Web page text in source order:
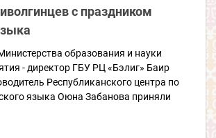
с праздником
образования и науки
- директор ГБУ РЦ «Бэлиг» Баир
Республиканского центра по
языка Оюна Забанова приняли